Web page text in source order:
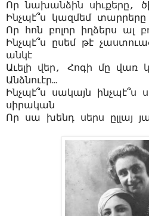
Որ նախանձին սիւքերը,
Ինչպէ՞ս կազմեմ տարրերը
Որ հոն բոլոր իղձերս ալ
Ինչպէ՞ս ըսեմ թէ
անկէ
Աւելի վեր, Հոգի մը վառ
Անձնուէր…
Ինչպէ՞ս սակայն ինչպէ՞ս
սիրական
Որ սա խենդ սերս ըլլայ